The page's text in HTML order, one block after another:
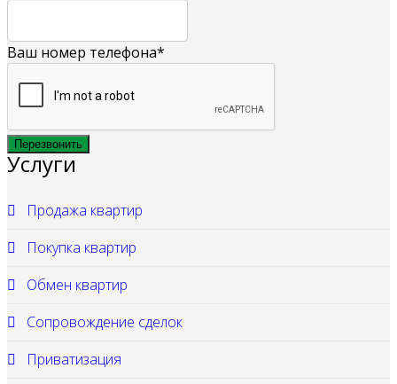
Ваш номер телефона*
Услуги
Продажа квартир
Покупка квартир
Обмен квартир
Сопровождение сделок
Приватизация